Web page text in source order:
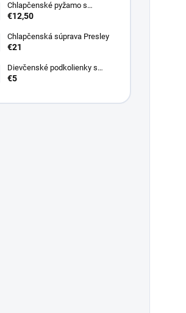
Chlapčenské pyžamo s
lietadlami.
€12,50
Chlapčenská súprava Presley
€21
Dievčenské podkolienky s
mašličkou ružové
€5